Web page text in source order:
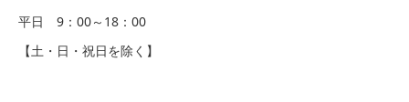
平日 9：00～18：00
【土・日・祝日を除く】